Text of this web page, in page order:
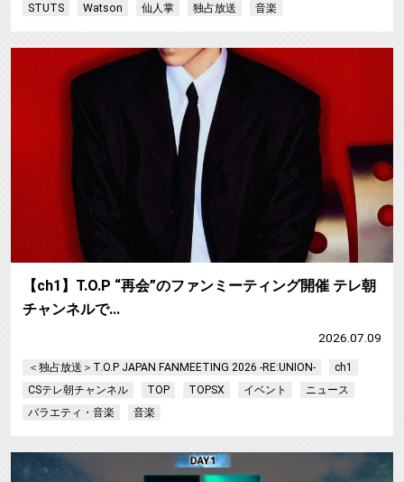
STUTS
Watson 仙人掌 独占放送 音楽
【ch1】T.O.P “再会”のファンミーティング開催 テレ朝
チャンネルで…
2026.07.09
＜独占放送＞T.O.P JAPAN FANMEETING 2026 -RE:UNION-
ch1
CSテレ朝チャンネル
TOP TOPSX イベント
ニュース
バラエティ・音楽
音楽